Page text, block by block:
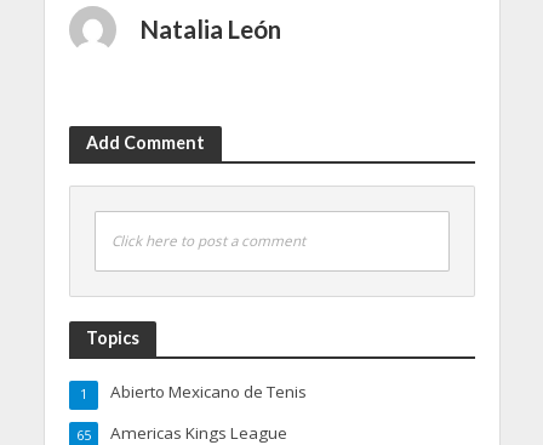
Natalia León
Add Comment
Click here to post a comment
Topics
Abierto Mexicano de Tenis
1
Americas Kings League
65